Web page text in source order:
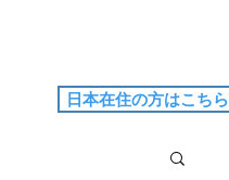
日本在住の方はこちら